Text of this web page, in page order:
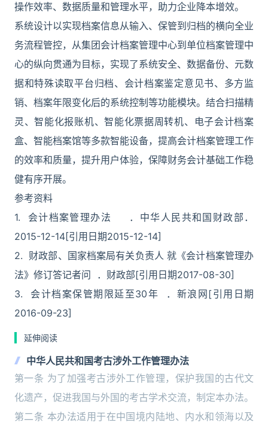
操作效率、数据质量和管理水平，助力企业降本增效。
系统设计以实现档案信息从输入、保管到归档的横向全业
务流程管控，从集团会计档案管理中心到单位档案管理中
心的纵向贯通为目标，实现了系统安全、数据备份、元数
据和特殊读取平台归档、会计档案鉴定意见书、多方监
销、档案年限变化后的系统控制等功能模块。结合扫描精
灵、智能化报账机、智能化票据周转机、电子会计档案
盒、智能档案馆等多款智能设备，提高会计档案管理工作
的效率和质量，提升用户体验，保障财务会计基础工作稳
健有序开展。
参考资料
1. 会计档案管理办法 ．中华人民共和国财政部．
2015-12-14[引用日期2015-12-14]
2. 财政部、国家档案局有关负责人 就《会计档案管理办
法》修订答记者问 ．财政部[引用日期2017-08-30]
3. 会计档案保管期限延至30年 ．新浪网[引用日期
2016-09-23]
延伸阅读
中华人民共和国考古涉外工作管理办法
第一条 为了加强考古涉外工作管理，保护我国的古代文
化遗产，促进我国与外国的考古学术交流，制定本办法。
第二条 本办法适用于在中国境内陆地、内水和领海以及